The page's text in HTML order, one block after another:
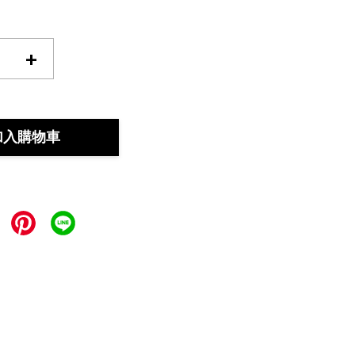
+
入購物車